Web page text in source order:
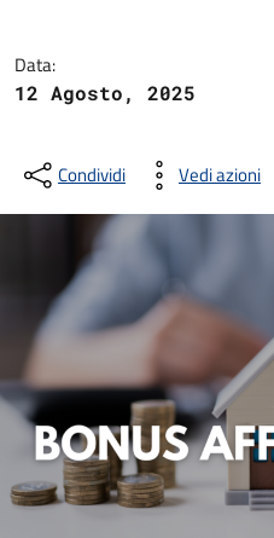
Data:
12 Agosto, 2025
Condividi Vedi azioni